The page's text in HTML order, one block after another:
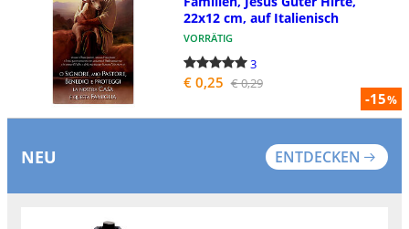
-15%
22x12 cm, auf Italienisch
VORRÄTIG
3
€ 0,25 € 0,29
NEU ENTDECKEN